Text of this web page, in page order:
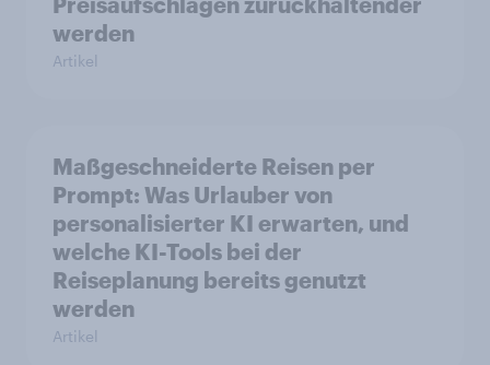
werden
Artikel
Maßgeschneiderte Reisen per
Prompt: Was Urlauber von
personalisierter KI erwarten, und
welche KI-Tools bei der
Reiseplanung bereits genutzt
werden
Artikel